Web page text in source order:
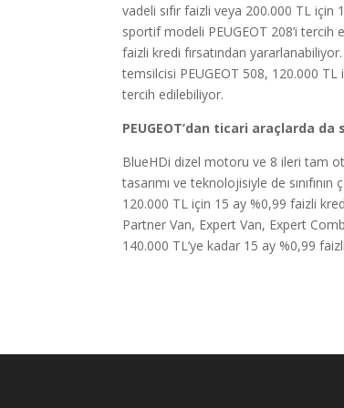
vadeli sıfır faizli veya 200.000 TL
sportif modeli PEUGEOT 208’i tercih
faizli kredi fırsatından
temsilcisi PEUGEOT 508, 120.000
tercih edilebiliyor.
PEUGEOT’dan ticari araçlarda da
BlueHDi dizel motoru ve 8 ileri tam
tasarımı ve teknolojisiyle de
120.000 TL için 15 ay %0,99 faizli
Partner Van, Expert Van, Expert
140.000 TL’ye kadar 15 ay %0,99